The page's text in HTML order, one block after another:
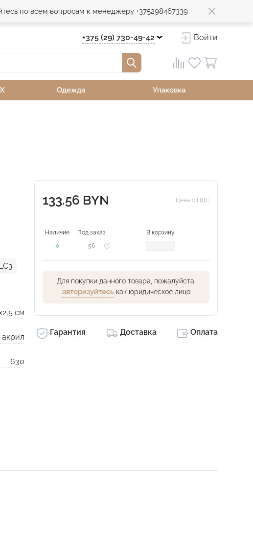
по всем вопросам к менеджеру +375298467339
+375 (29) 730-49-42 Войти
Одежда Упаковка
см
акрил
630
133.56 BYN Цена с НДС
Наличие Под заказ
В корзину
0
56
Для покупки данного товара, пожалуйста,
авторизуйтеськак юридическое лицо
Гарантия Доставка Оплата